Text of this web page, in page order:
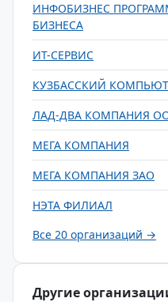
ИНФОБИЗНЕС
БИЗНЕСА
ИТ-СЕРВИС
КУЗБАССКИЙ
ЛАД-ДВА КОМПАНИЯ
МЕГА КОМПАНИЯ
МЕГА КОМПАНИЯ ЗАО
НЭТА ФИЛИАЛ
Все 20 организаций →
Другие